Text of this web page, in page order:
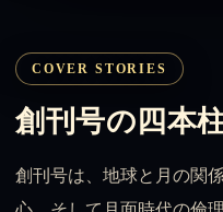
COVER STORIES
創刊号の四本柱
創刊号は、地球と月の関